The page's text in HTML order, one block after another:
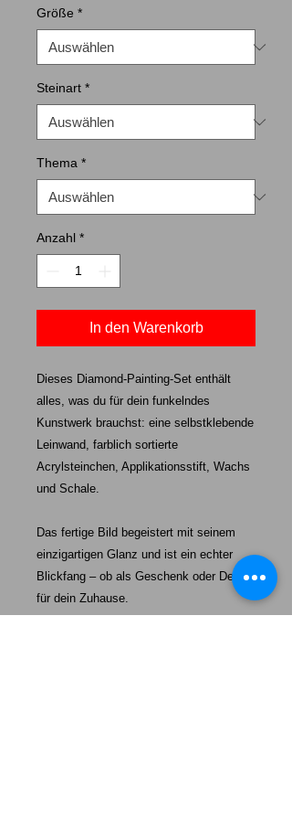
Größe *
Steinart *
Thema *
Anzahl *
In den Warenkorb
Dieses Diamond-Painting-Set enthält
alles, was du für dein funkelndes
Kunstwerk brauchst: eine selbstklebende
Leinwand, farblich sortierte
Acrylsteinchen, Applikationsstift, Wachs
und Schale.
Das fertige Bild begeistert mit seinem
einzigartigen Glanz und ist ein echter
Blickfang – ob als Geschenk oder Deko
für dein Zuhause.